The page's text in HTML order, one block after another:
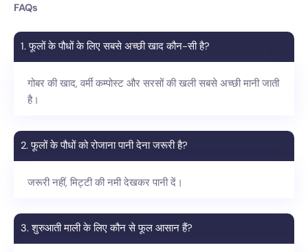
FAQs
1. फूलों के पौधों के लिए सबसे अच्छी खाद कौन-सी है?
गोबर की खाद, वर्मी कम्पोस्ट और सरसों की खली सबसे अच्छी मानी जाती
है।
2. फूलों के पौधों को रोजाना पानी देना जरूरी है?
जरूरी नहीं, मिट्टी की नमी देखकर पानी दें।
3. शुरुआती माली के लिए कौन से फूल आसान हैं?